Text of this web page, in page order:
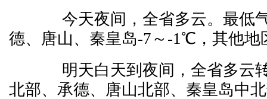
今天夜间，全省多云。最低
德、唐山、秦皇岛-7～-1℃，其他
明天白天到夜间，全省多云
北部、承德、唐山北部、秦皇岛中